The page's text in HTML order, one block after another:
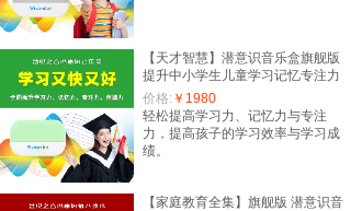
【天才智慧】潜意识音乐盒旗舰版
提升中小学生儿童学习记忆专注力
价格: ￥1980
轻松提高学习力、记忆力与专注
力，提高孩子的学习效率与学习成
绩。
【家庭教育全集】旗舰版 潜意识音